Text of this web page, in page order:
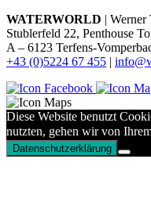
WATERWORLD |
Stublerfeld 22, Penthouse
A – 6123 Terfens-
+43 (0)5224 67 455 |
Diese Website benutzt
nutzten, gehen wir von
Datenschutzerklärung